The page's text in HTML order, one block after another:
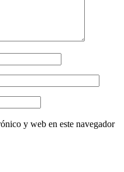
y web en este navegador